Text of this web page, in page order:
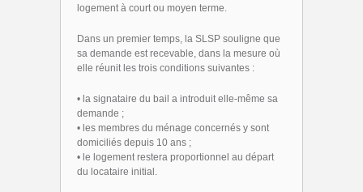
logement à court ou moyen terme.
Dans un premier temps, la SLSP souligne que
sa demande est recevable, dans la mesure où
elle réunit les trois conditions suivantes :
• la signataire du bail a introduit elle-même sa
demande ;
• les membres du ménage concernés y sont
domiciliés depuis 10 ans ;
• le logement restera proportionnel au départ
du locataire initial.